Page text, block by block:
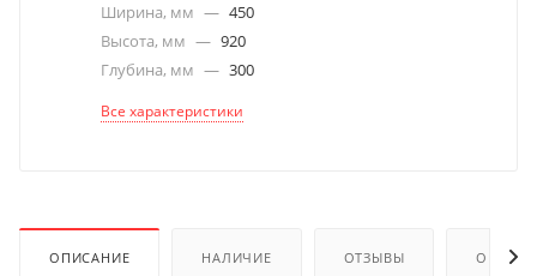
Ширина, мм — 450
Высота, мм — 920
Глубина, мм — 300
Все характеристики
ОПИСАНИЕ НАЛИЧИЕ ОТЗЫВЫ ОПЛАТА